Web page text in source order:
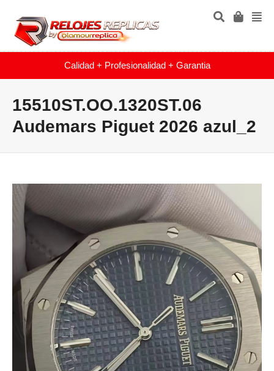
Calidad + Profesionalidad + Garantia
15510ST.OO.1320ST.06
Audemars Piguet 2026 azul_2